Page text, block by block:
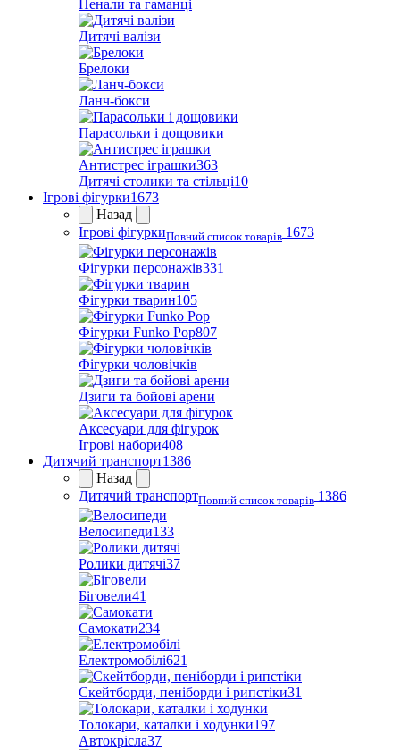
Пенали та гаманці
Дитячі валізи
Брелоки
Ланч-бокси
Парасольки і дощовики
Антистрес іграшки363
Дитячі столики та стільці10
Ігрові фігурки1673
Назад
Ігрові фігуркиПовний список товарів 1673
Фігурки персонажів331
Фігурки тварин105
Фігурки Funko Pop807
Фігурки чоловічків
Дзиги та бойові арени
Аксесуари для фігурок
Ігрові набори408
Дитячий транспорт1386
Назад
Дитячий транспортПовний список товарів 1386
Велосипеди133
Ролики дитячі37
Біговели41
Самокати234
Електромобілі621
Скейтборди, пеніборди і рипстіки31
Толокари, каталки і ходунки197
Автокрісла37